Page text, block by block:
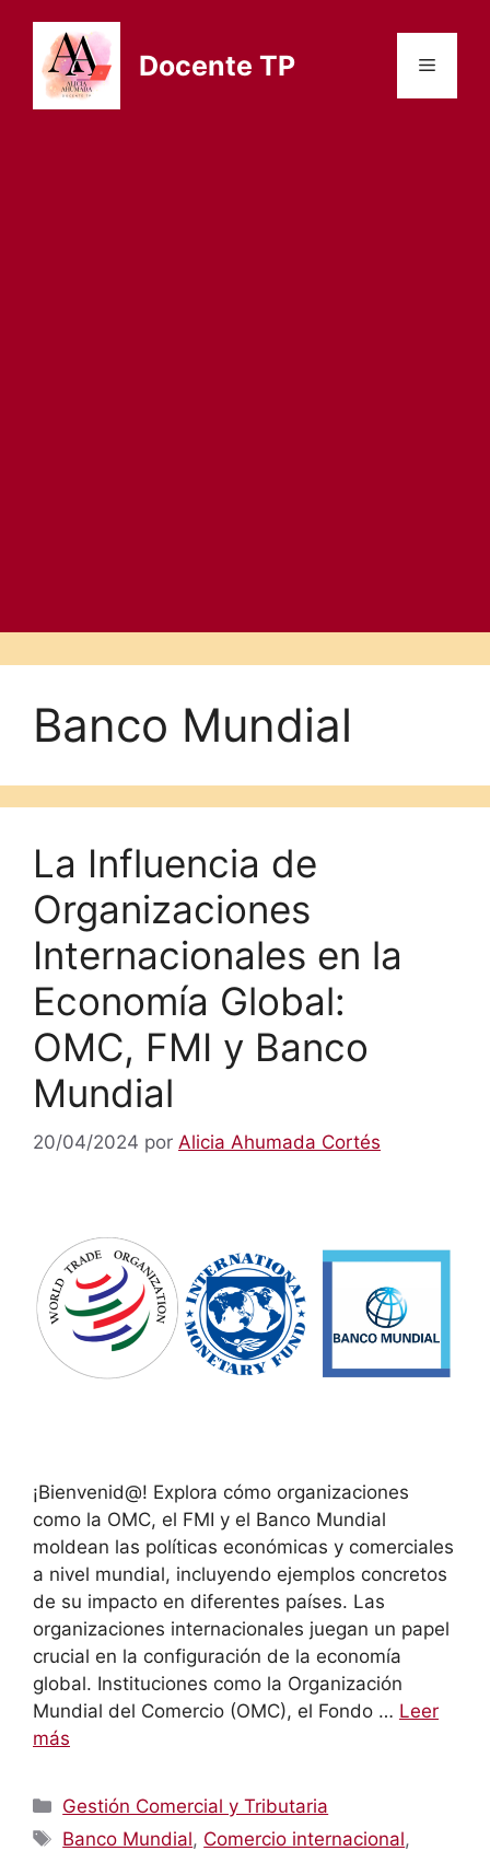
contenido
Docente TP Menú
Banco Mundial
La Influencia de
Organizaciones
Internacionales en la
Economía Global:
OMC, FMI y Banco
Mundial
20/04/2024 por Alicia Ahumada Cortés
¡Bienvenid@! Explora cómo organizaciones
como la OMC, el FMI y el Banco Mundial
moldean las políticas económicas y comerciales
a nivel mundial, incluyendo ejemplos concretos
de su impacto en diferentes países. Las
organizaciones internacionales juegan un papel
crucial en la configuración de la economía
global. Instituciones como la Organización
Mundial del Comercio (OMC), el Fondo … Leer
más
Categorías
Gestión Comercial y Tributaria
Etiquetas
Banco Mundial, Comercio internacional,